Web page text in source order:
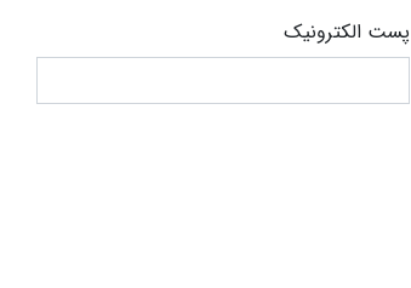
پست الکترونیک